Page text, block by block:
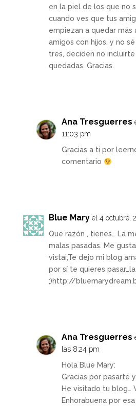
en la piel de los que no
cuando ves que tus
empiezan a quedar más
amigos con hijos, y no
tres, deciden no incluirte
quedadas. Gracias.
Ana Tresguerres
11:03 pm
Gracias a ti por
comentario
Blue Mary el 4 octubre,
Que razón , tienes… La
malas pasadas. Me
vista¡,Te dejo mi blog
por sí te quieres
;)http://
Ana Tresguerres
las 8:24 pm
Hola Blue Mary:
Gracias por pasarte
He visitado tu blog…
Enhorabuena por